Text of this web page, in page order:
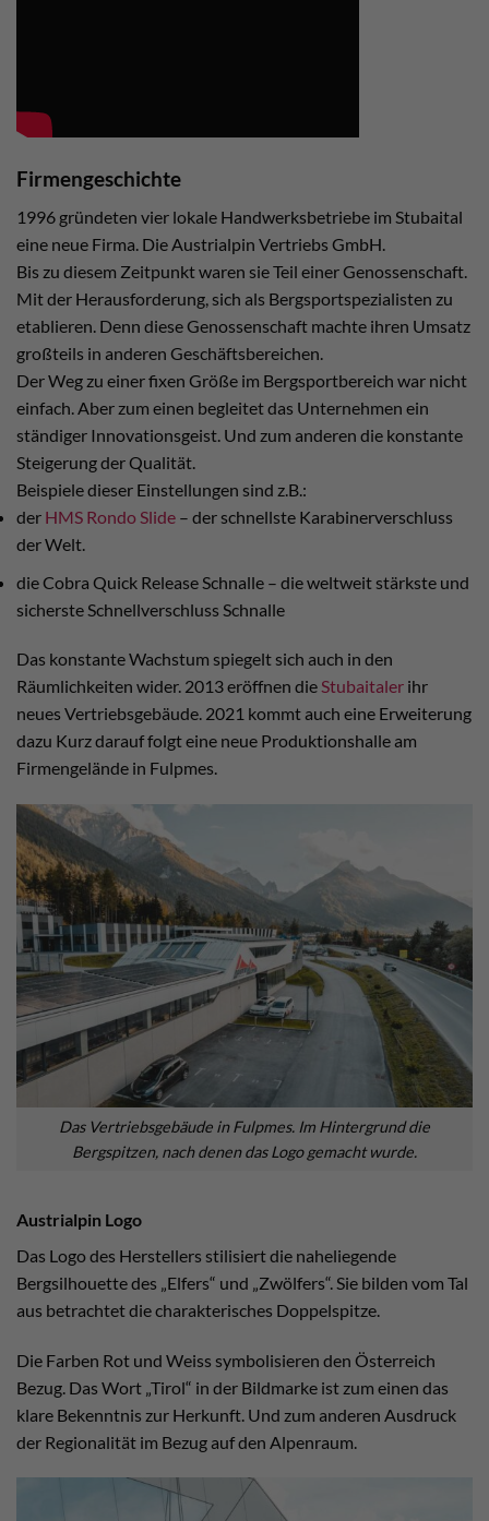
Firmengeschichte
1996 gründeten vier lokale Handwerksbetriebe im Stubaital
eine neue Firma. Die Austrialpin Vertriebs GmbH.
Bis zu diesem Zeitpunkt waren sie Teil einer Genossenschaft.
Mit der Herausforderung, sich als Bergsportspezialisten zu
etablieren. Denn diese Genossenschaft machte ihren Umsatz
großteils in anderen Geschäftsbereichen.
Der Weg zu einer fixen Größe im Bergsportbereich war nicht
einfach. Aber zum einen begleitet das Unternehmen ein
ständiger Innovationsgeist. Und zum anderen die konstante
Steigerung der Qualität.
Beispiele dieser Einstellungen sind z.B.:
der HMS Rondo Slide – der schnellste Karabinerverschluss
der Welt.
die Cobra Quick Release Schnalle – die weltweit stärkste und
sicherste Schnellverschluss Schnalle
Das konstante Wachstum spiegelt sich auch in den
Räumlichkeiten wider. 2013 eröffnen dieStubaitaler ihr
neues Vertriebsgebäude. 2021 kommt auch eine Erweiterung
dazu Kurz darauf folgt eine neue Produktionshalle am
Firmengelände in Fulpmes.
Das Vertriebsgebäude in Fulpmes. Im Hintergrund die
Bergspitzen, nach denen das Logo gemacht wurde.
Austrialpin Logo
Das Logo des Herstellers stilisiert die naheliegende
Bergsilhouette des „Elfers“ und „Zwölfers“. Sie bilden vom Tal
aus betrachtet die charakterisches Doppelspitze.
Die Farben Rot und Weiss symbolisieren den Österreich
Bezug. Das Wort „Tirol“ in der Bildmarke ist zum einen das
klare Bekenntnis zur Herkunft. Und zum anderen Ausdruck
der Regionalität im Bezug auf den Alpenraum.